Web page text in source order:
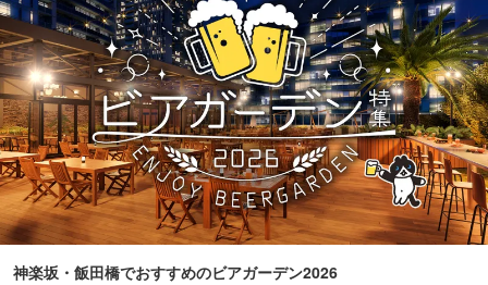
神楽坂・飯田橋でおすすめのビアガーデン2026